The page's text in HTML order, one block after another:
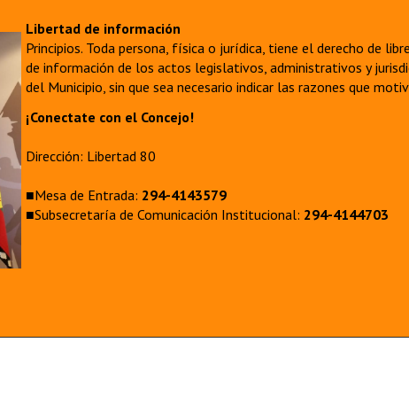
Libertad de información
Principios. Toda persona, física o jurídica, tiene el derecho de
de información de los actos legislativos, administrativos y
del Municipio, sin que sea necesario indicar las razones que
¡Conectate con el Concejo!
Dirección: Libertad 80
■Mesa de Entrada: 294-4143579
■Subsecretaría de Comunicación Institucional: 294-4144703